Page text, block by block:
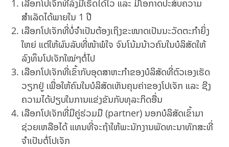
ເລືອກໂປເຈັກທີ່ລົງມືເຮັດໄດ້ໄວ ແລະ ມີໂອກາດປະສົບຄວາມ
ສຳເລັດໄດ້ພາຍໃນ 1 ປີ
ເລືອກໂປເຈັກທີ່ບໍ່ຈຳເປັນຕ້ອງເຖິງຂະໜາດເປັນນະວັດຕະກຳຍິ່ງ
ໃຫຍ່ ແຕ່ໃຫ້ຜົນລັບທີ່ໜ້າພໍໃຈ ຈົນໂນ້ມນ້າວຄົນໃນບໍລິສັດໃຫ້
ລົງທຶນໂປເຈັກໃໝ່ໆຕໍ່ໄປ
ເລືອກໂປເຈັກທີ່ເຂົ້າກັບອຸດສາຫະກຳຂອງບໍລິສັດທີ່ຕົວເອງເຮັດ
ວຽກຢູ່ ເພື່ອໃຫ້ຄົນໃນບໍລິສັດເຫັນຄຸນຄ່າຂອງໂປເຈັກ ແລະ ຊີງ
ຄວາມໄດ້ປຽບໃນການແຂ່ງຂັນກັບທຸລະກິດອື່ນ
ເລືອກໂປເຈັກທີ່ມີຄູ່ຮ່ວມມື (partner) ນອກບໍລິສັດເຂົ້າມາ
ຊ່ວຍເຫລືອໄດ້ ແທນທີ່ຈະຖ້າໃຫ້ພະນັກງານພັດທະນາທັກສະທີ່
ຈຳເປັນຕໍ່ໂປເຈັກ